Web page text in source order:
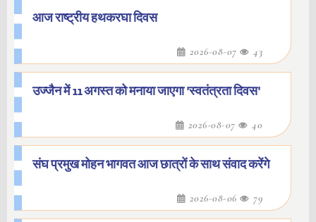
आज राष्ट्रीय हथकरघा दिवस
2026-08-07 43
उज्जैन में 11 अगस्त को मनाया जाएगा 'स्वतंत्रता दिवस'
2026-08-07 40
संघ प्रमुख मोहन भागवत आज छात्रों के साथ संवाद करेंगे
2026-08-06 79